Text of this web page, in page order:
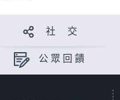
社 交
公眾回饋